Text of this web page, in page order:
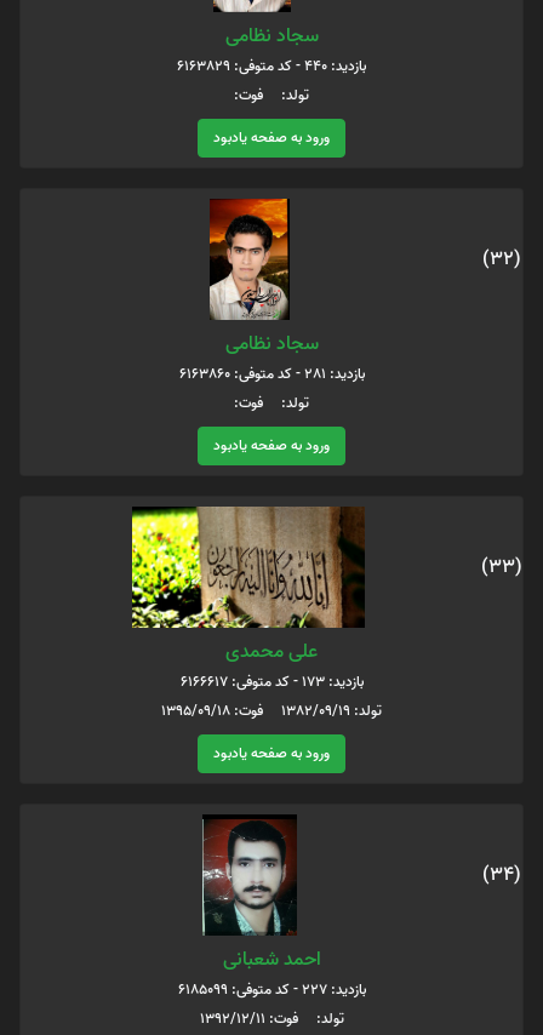
سجاد نظامی
بازدید: 440 - کد متوفی: 6163829
تولد: فوت:
ورود به صفحه یادبود
(32)
سجاد نظامی
بازدید: 281 - کد متوفی: 6163860
تولد: فوت:
ورود به صفحه یادبود
(33)
علی محمدی
بازدید: 173 - کد متوفی: 6166617
تولد: 1382/09/19 فوت: 1395/09/18
ورود به صفحه یادبود
(34)
احمد شعبانی
بازدید: 227 - کد متوفی: 6185099
تولد: فوت: 1392/12/11